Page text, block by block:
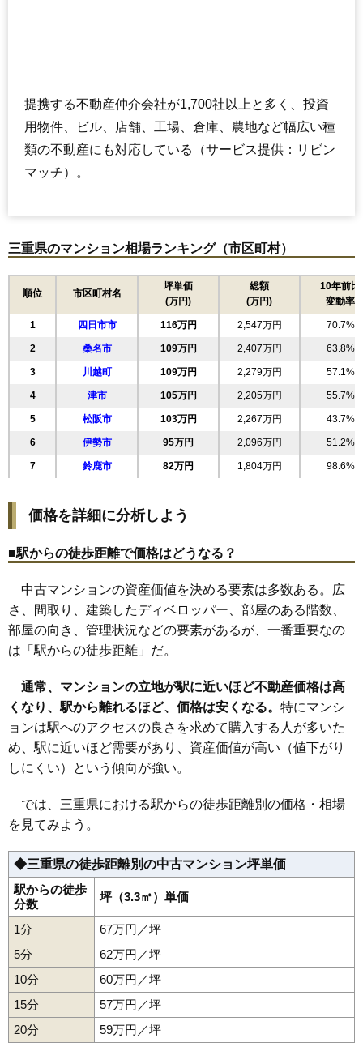
交通 近鉄四日市駅（7分）
相場 2,070万円～2,270万円
プレサンスロジェ四日市諏訪町II
住所 三重県四日市市諏訪町
近鉄四日市駅（6分）
相場 2,940万円～3,240万円
(75.4万円/㎡~83.1万円/㎡)
無料一括査定をする
ベルカーサ富洲原
住所 三重県三重郡川越町大字豊田
相場 2,050万円～2,250万円
マンションナビで
無料一括査定をする
サーパス東旭が丘ウエストスクエア
住所 三重県鈴鹿市東旭が丘3丁目
相場 2,070万円～2,270万円
(25.2万円/㎡~27.7万円/㎡)
マンションナビで
無料一括査定をする
プレサンスロジェ四日市諏訪町
住所 三重県四日市市諏訪町
交通
相場 5,350万円～5,750万円
(65.2万円/㎡~70.1万円/㎡)
マンションナビで
無料一括査定をする
ライオンズマンション四日市城東町
住所 三重県四日市市城東町
交通 赤堀駅（5分）、近鉄四日市駅（15分）
提携する不動産仲介会社が1,700社以上と多く、投資
用物件、ビル、店舗、工場、倉庫、農地など幅広い種
類の不動産にも対応している（サービス提供：リビン
マッチ）。
三重県のマンション相場ランキング（市区町村）
順位 市区町村名
坪単価
(万円)
総額
(万円)
10年前比
変動率
1 四日市市 116万円 2,547万円 70.7%
2 桑名市 109万円 2,407万円 63.8%
3 川越町 109万円 2,279万円 57.1%
4 津市 105万円 2,205万円 55.7%
5 松阪市 103万円 2,267万円 43.7%
6 伊勢市 95万円 2,096万円 51.2%
7 鈴鹿市 82万円 1,804万円 98.6%
価格を詳細に分析しよう
■駅からの徒歩距離で価格はどうなる？
中古マンションの資産価値を決める要素は多数ある。広
さ、間取り、建築したディベロッパー、部屋のある階数、
部屋の向き、管理状況などの要素があるが、一番重要なの
は「駅からの徒歩距離」だ。
通常、マンションの立地が駅に近いほど不動産価格は高
くなり、駅から離れるほど、価格は安くなる。 特にマンシ
ョンは駅へのアクセスの良さを求めて購入する人が多いた
め、駅に近いほど需要があり、資産価値が高い（値下がり
しにくい）という傾向が強い。
では、三重県における駅からの徒歩距離別の価格・相場
を見てみよう。
◆三重県の徒歩距離別の中古マンション坪単価
駅からの徒歩
分数
坪（3.3㎡）単価
1分
67万円／坪
5分
62万円／坪
10分
60万円／坪
15分
57万円／坪
20分
59万円／坪